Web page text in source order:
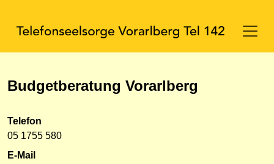
Budgetberatung Vorarlberg
Telefon
05 1755 580
E-Mail